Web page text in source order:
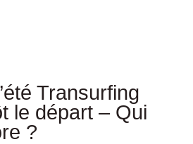
Transurfing
le départ – Qui
?